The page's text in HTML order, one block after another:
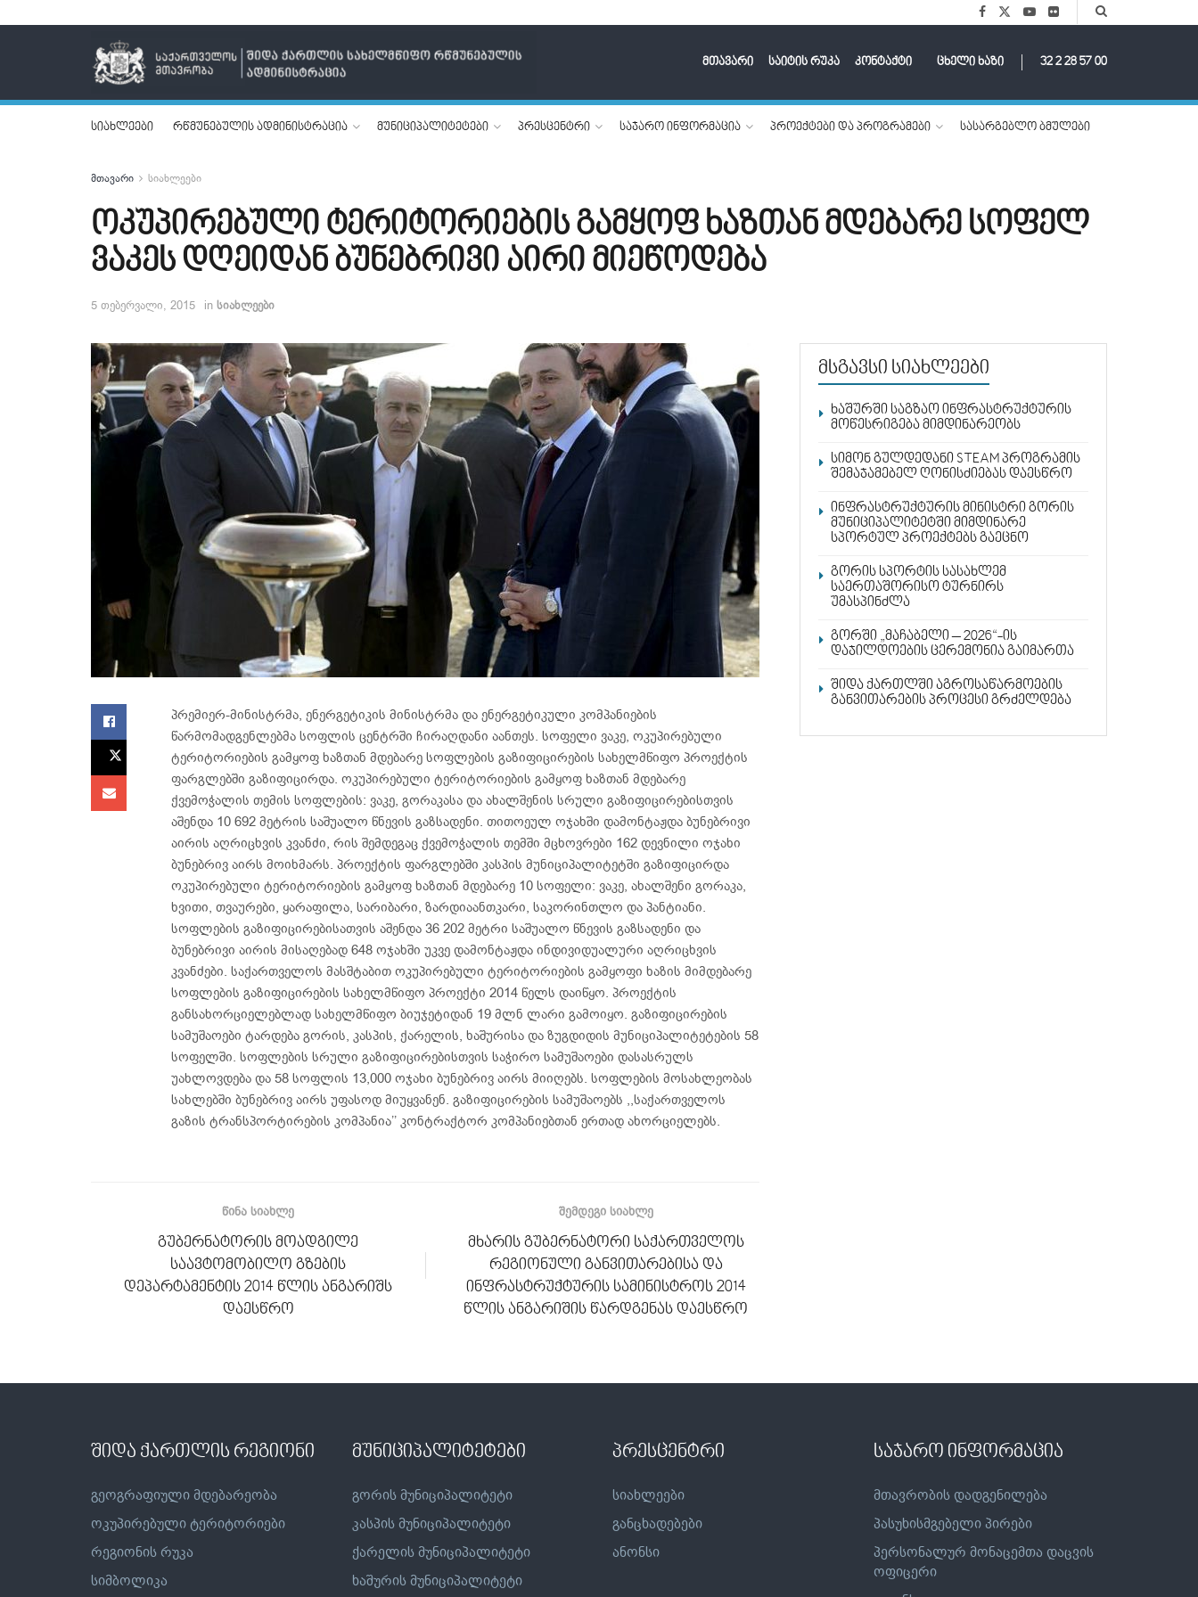
მთავარი საიტის რუკა კონტაქტი ცხელი ხაზი 32 2 28 57 00
სიახლეები რწმუნებულის ადმინისტრაცია მუნიციპალიტეტები პრესცენტრი საჯარო ინფორმაცია პროექტები და პროგრამები სასარგებლო ბმულები
მთავარი სიახლეები
ოკუპირებული ტერიტორიების გამყოფ ხაზთან მდებარე სოფელ
ვაკეს დღეიდან ბუნებრივი აირი მიეწოდება
5 თებერვალი, 2015 in სიახლეები
პრემიერ-მინისტრმა, ენერგეტიკის მინისტრმა და ენერგეტიკული კომპანიების
წარმომადგენლებმა სოფლის ცენტრში ჩირაღდანი აანთეს. სოფელი ვაკე, ოკუპირებული
ტერიტორიების გამყოფ ხაზთან მდებარე სოფლების გაზიფიცირების სახელმწიფო პროექტის
ფარგლებში გაზიფიცირდა. ოკუპირებული ტერიტორიების გამყოფ ხაზთან მდებარე
ქვემოჭალის თემის სოფლების: ვაკე, გორაკასა და ახალშენის სრული გაზიფიცირებისთვის
აშენდა 10 692 მეტრის საშუალო წნევის გაზსადენი. თითოეულ ოჯახში დამონტაჟდა ბუნებრივი
აირის აღრიცხვის კვანძი, რის შემდეგაც ქვემოჭალის თემში მცხოვრები 162 დევნილი ოჯახი
ბუნებრივ აირს მოიხმარს. პროექტის ფარგლებში კასპის მუნიციპალიტეტში გაზიფიცირდა
ოკუპირებული ტერიტორიების გამყოფ ხაზთან მდებარე 10 სოფელი: ვაკე, ახალშენი გორაკა,
ხვითი, თვაურები, ყარაფილა, სარიბარი, ზარდიაანთკარი, საკორინთლო და პანტიანი.
სოფლების გაზიფიცირებისათვის აშენდა 36 202 მეტრი საშუალო წნევის გაზსადენი და
ბუნებრივი აირის მისაღებად 648 ოჯახში უკვე დამონტაჟდა ინდივიდუალური აღრიცხვის
კვანძები. საქართველოს მასშტაბით ოკუპირებული ტერიტორიების გამყოფი ხაზის მიმდებარე
სოფლების გაზიფიცირების სახელმწიფო პროექტი 2014 წელს დაიწყო. პროექტის
განსახორციელებლად სახელმწიფო ბიუჯეტიდან 19 მლნ ლარი გამოიყო. გაზიფიცირების
სამუშაოები ტარდება გორის, კასპის, ქარელის, ხაშურისა და ზუგდიდის მუნიციპალიტეტების 58
სოფელში. სოფლების სრული გაზიფიცირებისთვის საჭირო სამუშაოები დასასრულს
უახლოვდება და 58 სოფლის 13,000 ოჯახი ბუნებრივ აირს მიიღებს. სოფლების მოსახლეობას
სახლებში ბუნებრივ აირს უფასოდ მიუყვანენ. გაზიფიცირების სამუშაოებს ,,საქართველოს
გაზის ტრანსპორტირების კომპანია’’ კონტრაქტორ კომპანიებთან ერთად ახორციელებს.
ᲬᲘᲜᲐ ᲡᲘᲐᲮᲚᲔ
გუბერნატორის მოადგილე
საავტომობილო გზების
დეპარტამენტის 2014 წლის ანგარიშს
დაესწრო
ᲨᲔᲛᲓᲔᲒᲘ ᲡᲘᲐᲮᲚᲔ
მხარის გუბერნატორი საქართველოს
რეგიონული განვითარებისა და
ინფრასტრუქტურის სამინისტროს 2014
წლის ანგარიშის წარდგენას დაესწრო
მსგავსი სიახლეები
ხაშურში საგზაო ინფრასტრუქტურის
მოწესრიგება მიმდინარეობს
სიმონ გულდედანი STEAM პროგრამის
შემაჯამებელ ღონისძიებას დაესწრო
ინფრასტრუქტურის მინისტრი გორის
მუნიციპალიტეტში მიმდინარე
სპორტულ პროექტებს გაეცნო
გორის სპორტის სასახლემ
საერთაშორისო ტურნირს
უმასპინძლა
გორში „მაჩაბელი – 2026“-ის
დაჯილდოების ცერემონია გაიმართა
შიდა ქართლში აგროსაწარმოების
განვითარების პროცესი გრძელდება
შიდა ქართლის რეგიონი
გეოგრაფიული მდებარეობა
ოკუპირებული ტერიტორიები
რეგიონის რუკა
სიმბოლიკა
მუნიციპალიტეტები
გორის მუნიციპალიტეტი
კასპის მუნიციპალიტეტი
ქარელის მუნიციპალიტეტი
ხაშურის მუნიციპალიტეტი
პრესცენტრი
სიახლეები
განცხადებები
ანონსი
საჯარო ინფორმაცია
მთავრობის დადგენილება
პასუხისმგებელი პირები
პერსონალურ მონაცემთა დაცვის
ოფიცერი